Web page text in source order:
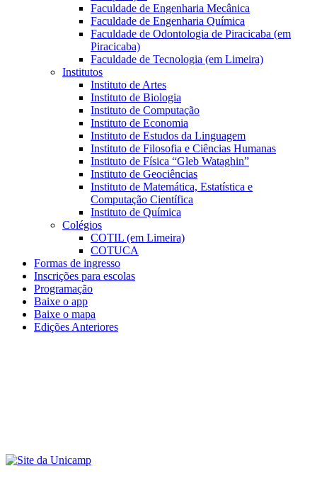
Faculdade de Engenharia Mecânica
Faculdade de Engenharia Química
Faculdade de Odontologia de Piracicaba (em
Piracicaba)
Faculdade de Tecnologia (em Limeira)
Institutos
Instituto de Artes
Instituto de Biologia
Instituto de Computação
Instituto de Economia
Instituto de Estudos da Linguagem
Instituto de Filosofia e Ciências Humanas
Instituto de Física “Gleb Wataghin”
Instituto de Geociências
Instituto de Matemática, Estatística e
Computação Científica
Instituto de Química
Colégios
COTIL (em Limeira)
COTUCA
Formas de ingresso
Inscrições para escolas
Programação
Baixe o app
Baixe o mapa
Edições Anteriores